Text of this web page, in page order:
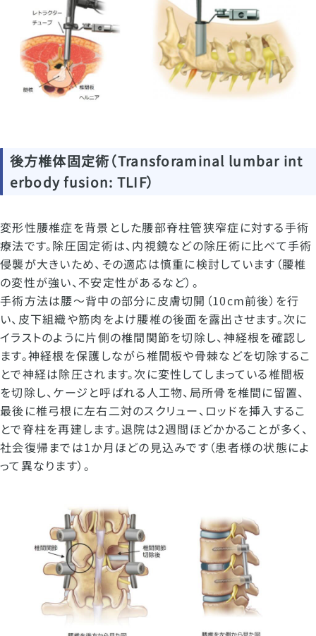
後方椎体固定術（Transforaminal lumbar int
erbody fusion: TLIF）
変形性腰椎症を背景とした腰部脊柱管狭窄症に対する手術
療法です。除圧固定術は、内視鏡などの除圧術に比べて手術
侵襲が大きいため、その適応は慎重に検討しています（腰椎
の変性が強い、不安定性があるなど）。
手術方法は腰～背中の部分に皮膚切開（10cm前後）を行
い、皮下組織や筋肉をよけ腰椎の後面を露出させます。次に
イラストのように片側の椎間関節を切除し、神経根を確認し
ます。神経根を保護しながら椎間板や骨棘などを切除するこ
とで神経は除圧されます。次に変性してしまっている椎間板
を切除し、ケージと呼ばれる人工物、局所骨を椎間に留置、
最後に椎弓根に左右二対のスクリュー、ロッドを挿入するこ
とで脊柱を再建します。退院は2週間ほどかかることが多く、
社会復帰までは1か月ほどの見込みです（患者様の状態によ
って異なります）。